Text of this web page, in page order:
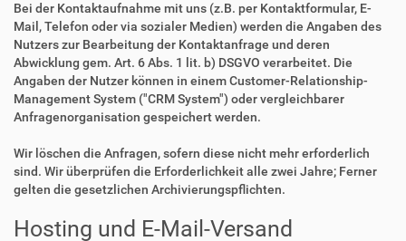
Bei der Kontaktaufnahme mit uns (z.B. per Kontaktformular, E-
Mail, Telefon oder via sozialer Medien) werden die Angaben des
Nutzers zur Bearbeitung der Kontaktanfrage und deren
Abwicklung gem. Art. 6 Abs. 1 lit. b) DSGVO verarbeitet. Die
Angaben der Nutzer können in einem Customer-Relationship-
Management System ("CRM System") oder vergleichbarer
Anfragenorganisation gespeichert werden.
Wir löschen die Anfragen, sofern diese nicht mehr erforderlich
sind. Wir überprüfen die Erforderlichkeit alle zwei Jahre; Ferner
gelten die gesetzlichen Archivierungspflichten.
Hosting und E-Mail-Versand